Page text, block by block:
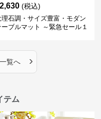
(税込)
理石調・サイズ豊富・モダン
ーブルマット ～緊急セール１
覧へ ›
テム